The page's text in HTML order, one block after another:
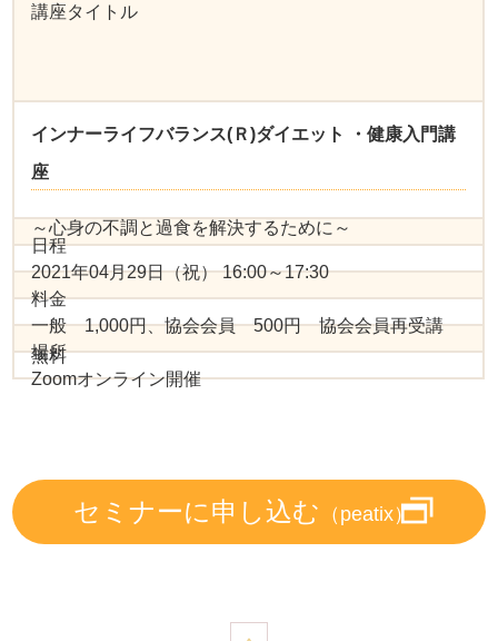
講座タイトル
インナーライフバランス(Ｒ)ダイエット ・健康入門講
座
～心身の不調と過食を解決するために～
日程
2021年04月29日（祝） 16:00～17:30
料金
一般 1,000円、協会会員 500円 協会会員再受講
無料
場所
Zoomオンライン開催
セミナーに申し込む （peatix）